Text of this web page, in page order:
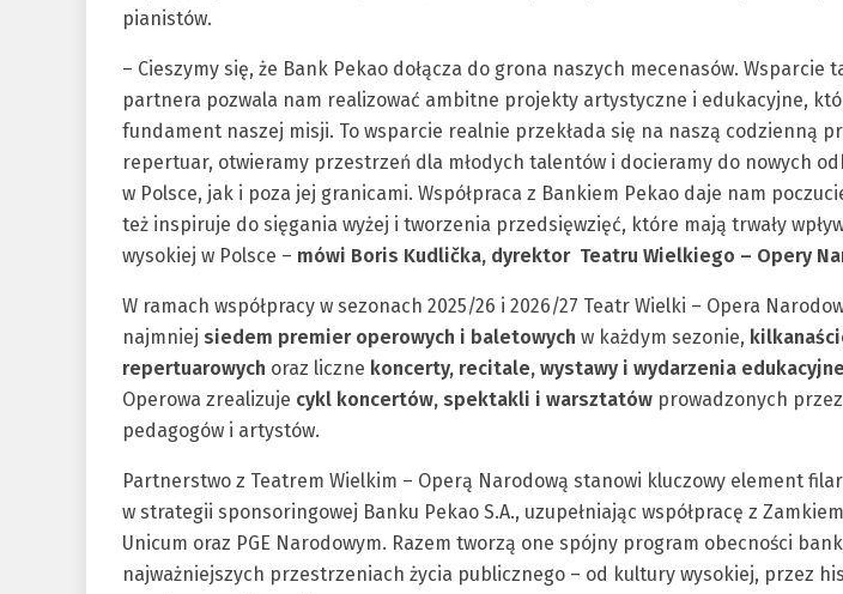
pianistów.
– Cieszymy się, że Bank Pekao dołącza do grona naszych mecenasów. Wsparcie
partnera pozwala nam realizować ambitne projekty artystyczne i edukacyjne,
fundament naszej misji. To wsparcie realnie przekłada się na naszą codzienną
repertuar, otwieramy przestrzeń dla młodych talentów i docieramy do nowych
w Polsce, jak i poza jej granicami. Współpraca z Bankiem Pekao daje nam
też inspiruje do sięgania wyżej i tworzenia przedsięwzięć, które mają trwały
wysokiej w Polsce – mówi Boris Kudlička, dyrektor Teatru Wielkiego – Opery
W ramach współpracy w sezonach 2025/26 i 2026/27 Teatr Wielki – Opera
najmniej siedem premier operowych i baletowych w każdym sezonie,
repertuarowych oraz liczne koncerty, recitale, wystawy i wydarzenia edukacyjne
Operowa zrealizuje cykl koncertów, spektakli i warsztatów prowadzonych
pedagogów i artystów.
Partnerstwo z Teatrem Wielkim – Operą Narodową stanowi kluczowy element
w strategii sponsoringowej Banku Pekao S.A., uzupełniając współpracę z
Unicum oraz PGE Narodowym. Razem tworzą one spójny program obecności
najważniejszych przestrzeniach życia publicznego – od kultury wysokiej, przez